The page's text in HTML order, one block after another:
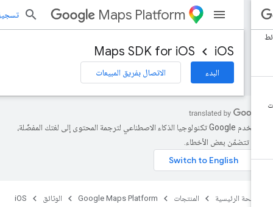
Maps Platform تسجيل
iOS
Maps SDK for iOS
الاتصال بفريق المبيعات
تستخدم Google تكنولوجيا الذكاء الاصطناعي لترجمة المحتوى إلى لغتك المفضّلة،
تتضمّن بعض الأخطاء.
الرئيسية المنتجات Google Maps Platform الوثائق
iOS